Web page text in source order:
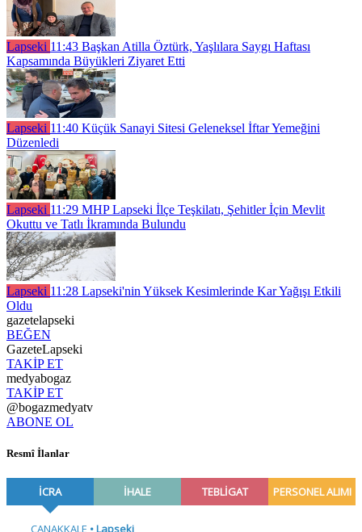
Lapseki 11:43 Başkan Atilla Öztürk, Yaşlılara Saygı Haftası
Kapsamında Büyükleri Ziyaret Etti
Lapseki 11:40 Küçük Sanayi Sitesi Geleneksel İftar Yemeğini
Düzenledi
Lapseki 11:29 MHP Lapseki İlçe Teşkilatı, Şehitler İçin Mevlit
Okuttu ve Tatlı İkramında Bulundu
Lapseki 11:28 Lapseki'nin Yüksek Kesimlerinde Kar Yağışı Etkili
Oldu
gazetelapseki
BEĞEN
GazeteLapseki
TAKİP ET
medyabogaz
TAKİP ET
@bogazmedyatv
ABONE OL
Resmî İlanlar